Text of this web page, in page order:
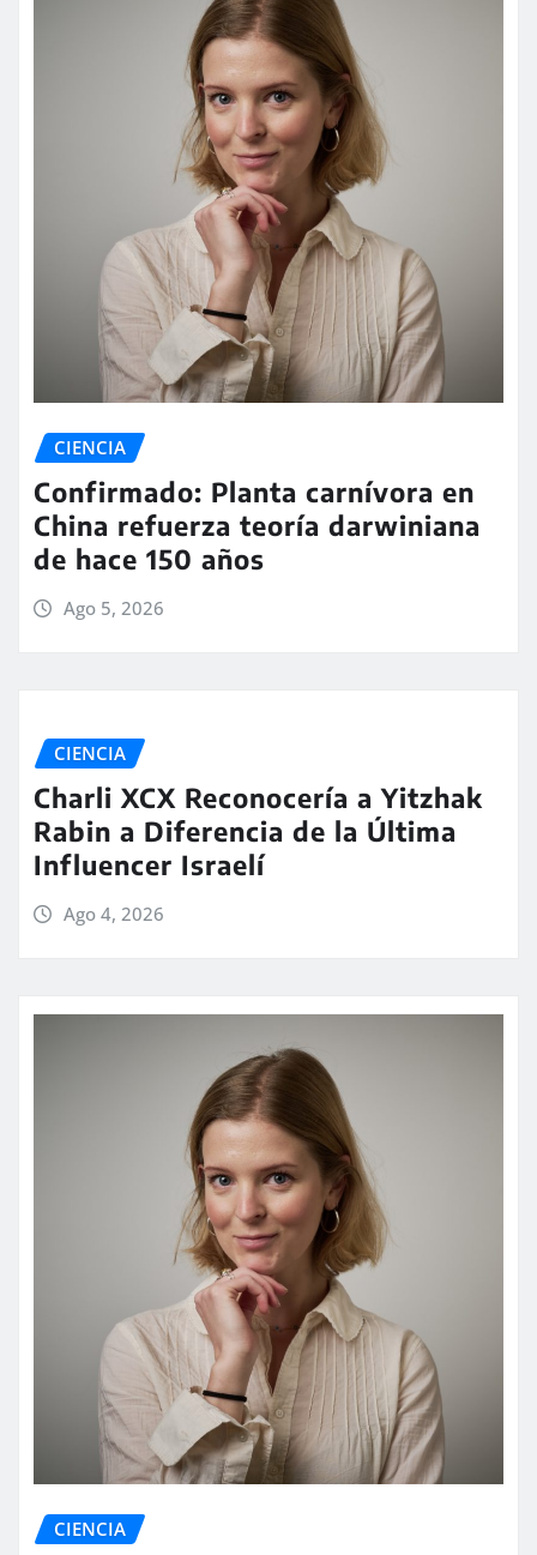
CIENCIA
Confirmado: Planta carnívora en
China refuerza teoría darwiniana
de hace 150 años
Ago 5, 2026
CIENCIA
Charli XCX Reconocería a Yitzhak
Rabin a Diferencia de la Última
Influencer Israelí
Ago 4, 2026
CIENCIA